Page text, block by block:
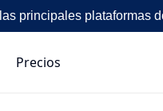
principales plataformas
Precios